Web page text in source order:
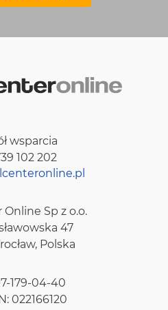
wsparcia
102 202
Online Sp z o.o.
47
Polska
179-04-40
022166120